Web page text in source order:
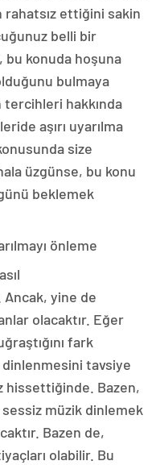
rahatsız ettiğini sakin
belli bir
konuda hoşuna
bulmaya
tercihleri hakkında
aşırı uyarılma
size
üzgünse, bu konu
beklemek
önleme
yine de
olacaktır. Eğer
fark
tavsiye
hissettiğinde. Bazen,
sessiz müzik dinlemek
Bazen de,
olabilir. Bu